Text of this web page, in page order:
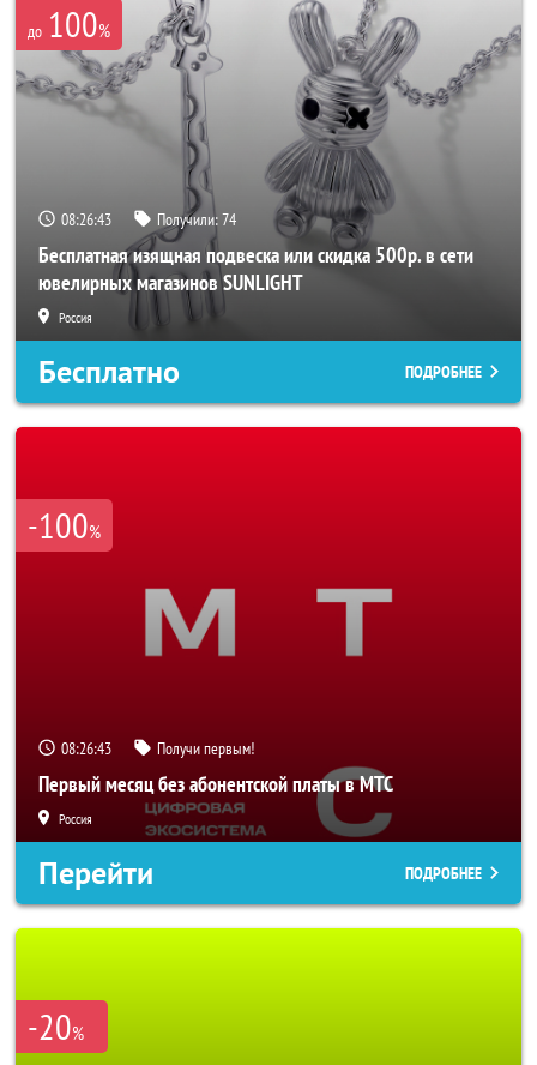
до 100%
08:26:40 Получили:74
Бесплатная изящная подвеска или скидка 500р. в сети
ювелирных магазинов SUNLIGHT
Россия
Бесплатно ПОДРОБНЕЕ
-100%
08:26:40 Получи первым!
Первый месяц без абонентской платы в МТС
Россия
Перейти ПОДРОБНЕЕ
-20%